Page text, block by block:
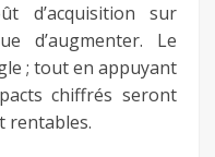
d’acquisition sur
d’augmenter. Le
; tout en appuyant
chiffrés seront
rentables.